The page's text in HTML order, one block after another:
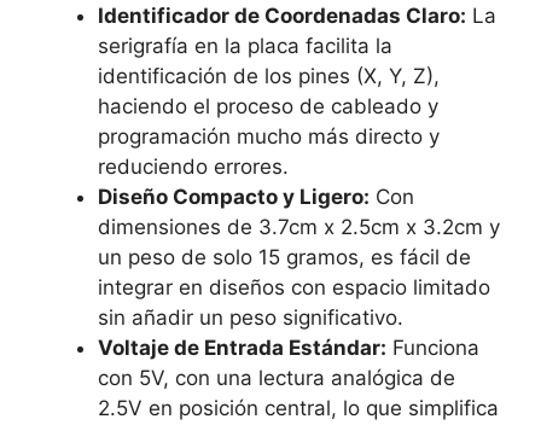
Identificador de Coordenadas Claro: La
serigrafía en la placa facilita la
identificación de los pines (X, Y, Z),
haciendo el proceso de cableado y
programación mucho más directo y
reduciendo errores.
Diseño Compacto y Ligero: Con
dimensiones de 3.7cm x 2.5cm x 3.2cm y
un peso de solo 15 gramos, es fácil de
integrar en diseños con espacio limitado
sin añadir un peso significativo.
Voltaje de Entrada Estándar: Funciona
con 5V, con una lectura analógica de
2.5V en posición central, lo que simplifica